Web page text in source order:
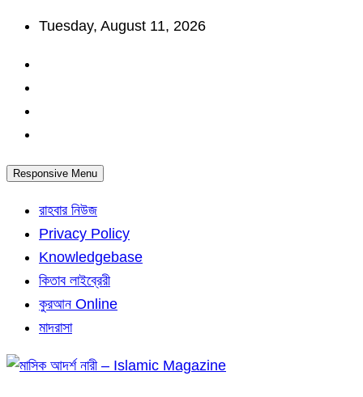
Skip
content
Tuesday, August 11, 2026
Responsive Menu
রাহবার নিউজ
Privacy Policy
Knowledgebase
কিতাব লাইব্রেরী
কুরআন Online
মাদরাসা